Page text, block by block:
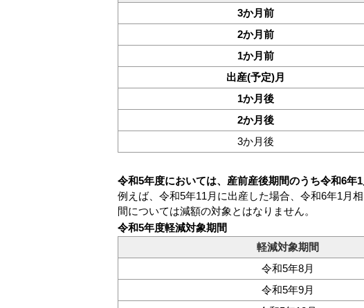
3か月前
2か月前
1か月前
出産(予定)月
1か月後
2か月後
3か月後
令和5年度においては、産前産後期間のうち令和6年
例えば、令和5年11月に出産した場合、令和6年1月
間については減額の対象とはなりません。
令和5年度軽減対象期間
軽減対象期間
令和5年8月
令和5年9月